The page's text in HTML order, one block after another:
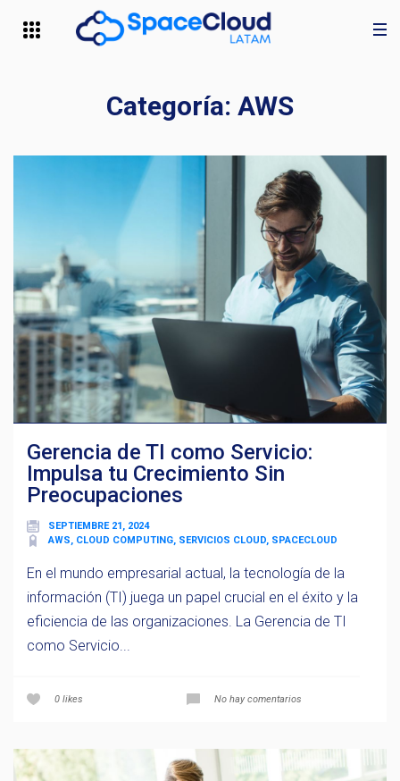
Categoría: AWS
Gerencia de TI como Servicio:
Impulsa tu Crecimiento Sin
Preocupaciones
SEPTIEMBRE 21, 2024
AWS, CLOUD COMPUTING, SERVICIOS CLOUD, SPACECLOUD
En el mundo empresarial actual, la tecnología de la
información (TI) juega un papel crucial en el éxito y la
eficiencia de las organizaciones. La Gerencia de TI
como Servicio...
0 likes No hay comentarios